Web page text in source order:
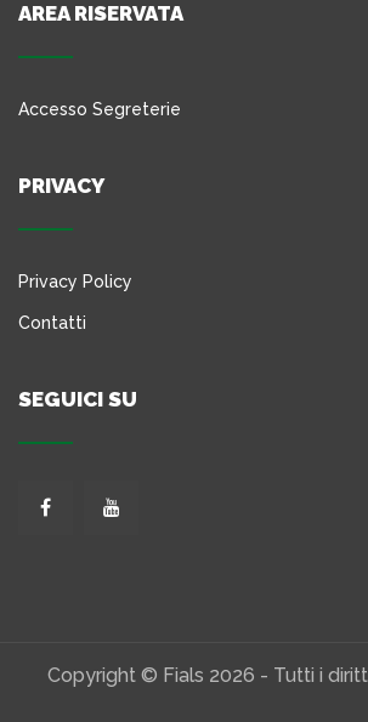
AREA RISERVATA
Accesso Segreterie
PRIVACY
Privacy Policy
Contatti
SEGUICI SU
Copyright © Fials 2026 - Tutti i